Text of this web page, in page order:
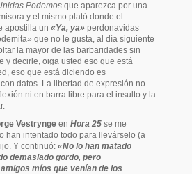
Podemos que aparezca por una
y el mismo plató donde el
apostilla un «Ya, ya» perdonavidas
que no le gusta, al día siguiente
la mayor de las barbaridades sin
y decirle, oiga usted eso que está
eso que está diciendo es
datos. La libertad de expresión no
ni en barra libre para el insulto y la
Vestrynge en Hora 25 se me
han intentado todo para llevárselo (a
Y continuó: «No lo han matado
demasiado gordo, pero
míos que venían de los